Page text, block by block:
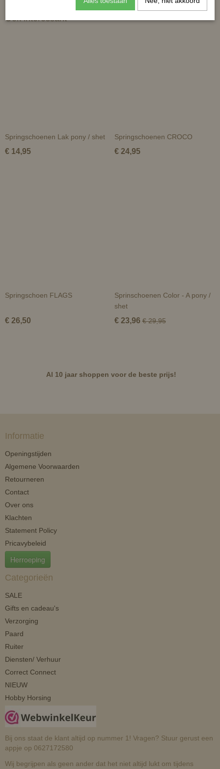
Ook interessant
Springschoenen Lak pony / shet
€ 14,95
Springschoenen CROCO
€ 24,95
Springschoen FLAGS
€ 26,50
Sprinschoenen Color - A pony /
shet
€ 23,96 € 29,95
Al 10 jaar shoppen voor de beste prijs!
Informatie
Openingstijden
Algemene Voorwaarden
Retourneren
Contact
Over ons
Klachten
Statement Policy
Pricavybeleid
Herroeping
Categorieën
SALE
Gifts en cadeau's
Verzorging
Paard
Ruiter
Diensten/ Verhuur
Correct Connect
NIEUW
Hobby Horsing
Bij ons staat de klant altijd op nummer 1! Vragen? Stuur gerust een
appje op 0627172580
Wij begrijpen als geen ander dat het niet altijd lukt om tijdens